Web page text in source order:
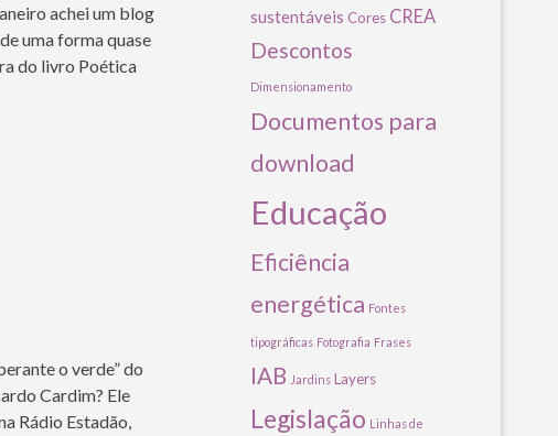
achei um blog
uma forma quase
do livro Poética
o verde” do
Cardim? Ele
Rádio Estadão,
sustentáveis Cores CREA
Descontos
Dimensionamento
Documentos para
download
Educação
Eficiência
energética Fontes
tipográficas Fotografia Frases
IAB Jardins Layers
Legislação Linhas de